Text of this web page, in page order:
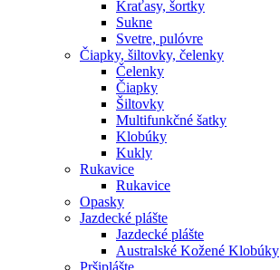
Kraťasy, šortky
Sukne
Svetre, pulóvre
Čiapky, šiltovky, čelenky
Čelenky
Čiapky
Šiltovky
Multifunkčné šatky
Klobúky
Kukly
Rukavice
Rukavice
Opasky
Jazdecké plášte
Jazdecké plášte
Australské Kožené Klobúky
Pršiplášte